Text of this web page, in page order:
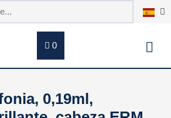
0
0,19ml,